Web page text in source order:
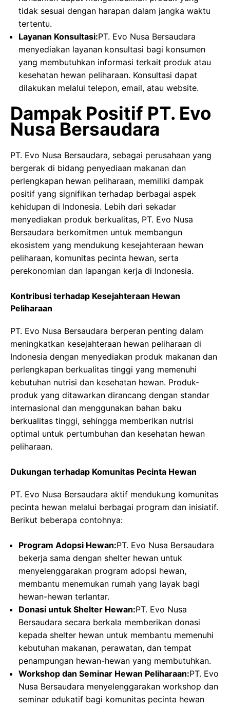
tidak sesuai dengan harapan dalam jangka waktu
tertentu.
Layanan Konsultasi:PT. Evo Nusa Bersaudara
menyediakan layanan konsultasi bagi konsumen
yang membutuhkan informasi terkait produk atau
kesehatan hewan peliharaan. Konsultasi dapat
dilakukan melalui telepon, email, atau website.
Dampak Positif PT. Evo
Nusa Bersaudara
PT. Evo Nusa Bersaudara, sebagai perusahaan yang
bergerak di bidang penyediaan makanan dan
perlengkapan hewan peliharaan, memiliki dampak
positif yang signifikan terhadap berbagai aspek
kehidupan di Indonesia. Lebih dari sekadar
menyediakan produk berkualitas, PT. Evo Nusa
Bersaudara berkomitmen untuk membangun
ekosistem yang mendukung kesejahteraan hewan
peliharaan, komunitas pecinta hewan, serta
perekonomian dan lapangan kerja di Indonesia.
Kontribusi terhadap Kesejahteraan Hewan
Peliharaan
PT. Evo Nusa Bersaudara berperan penting dalam
meningkatkan kesejahteraan hewan peliharaan di
Indonesia dengan menyediakan produk makanan dan
perlengkapan berkualitas tinggi yang memenuhi
kebutuhan nutrisi dan kesehatan hewan. Produk-
produk yang ditawarkan dirancang dengan standar
internasional dan menggunakan bahan baku
berkualitas tinggi, sehingga memberikan nutrisi
optimal untuk pertumbuhan dan kesehatan hewan
peliharaan.
Dukungan terhadap Komunitas Pecinta Hewan
PT. Evo Nusa Bersaudara aktif mendukung komunitas
pecinta hewan melalui berbagai program dan inisiatif.
Berikut beberapa contohnya:
Program Adopsi Hewan:PT. Evo Nusa Bersaudara
bekerja sama dengan shelter hewan untuk
menyelenggarakan program adopsi hewan,
membantu menemukan rumah yang layak bagi
hewan-hewan terlantar.
Donasi untuk Shelter Hewan:PT. Evo Nusa
Bersaudara secara berkala memberikan donasi
kepada shelter hewan untuk membantu memenuhi
kebutuhan makanan, perawatan, dan tempat
penampungan hewan-hewan yang membutuhkan.
Workshop dan Seminar Hewan Peliharaan:PT. Evo
Nusa Bersaudara menyelenggarakan workshop dan
seminar edukatif bagi komunitas pecinta hewan